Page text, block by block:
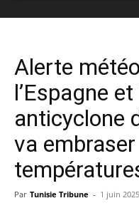
Alerte
l’Espagne
anticyclone
va
Par Tunisie Tribune - 1 juin 2025